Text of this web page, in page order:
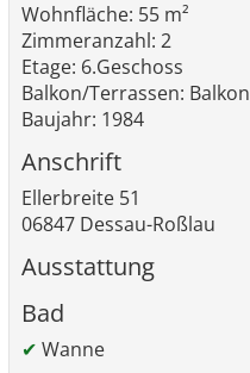
Wohnfläche: 55 m²
Zimmeranzahl: 2
Etage: 6.Geschoss
Balkon/Terrassen: Balkon
Baujahr: 1984
Anschrift
Ellerbreite 51
06847 Dessau-Roßlau
Ausstattung
Bad
✔ Wanne